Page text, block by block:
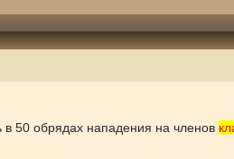
в 50 обрядах нападения на членов